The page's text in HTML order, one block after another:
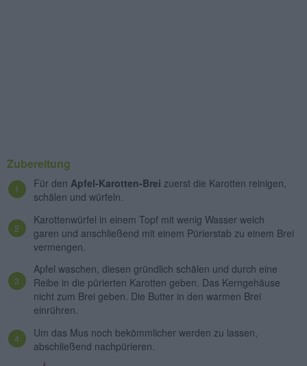
Zubereitung
Für den Apfel-Karotten-Brei zuerst die Karotten reinigen,
schälen und würfeln.
Karottenwürfel in einem Topf mit wenig Wasser weich
garen und anschließend mit einem Pürierstab zu einem Brei
vermengen.
Apfel waschen, diesen gründlich schälen und durch eine
Reibe in die pürierten Karotten geben. Das Kerngehäuse
nicht zum Brei geben. Die Butter in den warmen Brei
einrühren.
Um das Mus noch bekömmlicher werden zu lassen,
abschließend nachpürieren.